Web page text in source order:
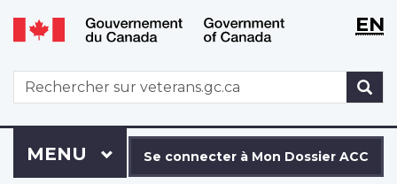
Aller
au
principal
Passer
à
version
HTML
simplifiée
WxT
WxTEN
WxT
Search
form
connecter
à
Se connecter à Mon Dossier ACC
Menu
MENU PRINCIPAL